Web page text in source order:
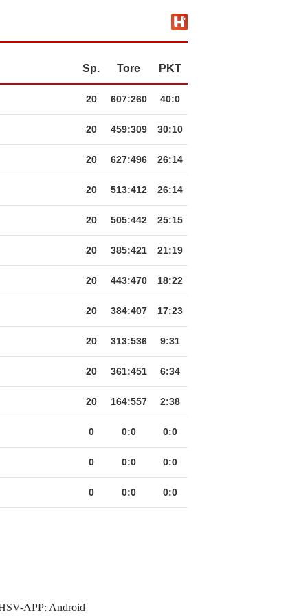
Sp. Tore PKT
20 607:260 40:0
20 459:309 30:10
20 627:496 26:14
20 513:412 26:14
20 505:442 25:15
20 385:421 21:19
20 443:470 18:22
20 384:407 17:23
20 313:536 9:31
20 361:451 6:34
20 164:557 2:38
0 0:0 0:0
0 0:0 0:0
0 0:0 0:0
APP: Android